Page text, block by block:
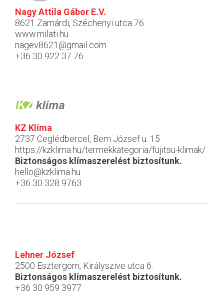
Nagy Attila Gábor E.V.
8621 Zamárdi, Széchenyi utca 76.
www.milati.hu
nagev8621@gmail.com
+36 30 922 37 76
KZ Klíma
2737 Ceglédbercel, Bem József u. 15.
https://kzklima.hu/termekkategoria/fujitsu-klimak/
Biztonságos klímaszerelést biztosítunk.
hello@kzklima.hu
+36 30 328 9763
Lehner József
2500 Esztergom, Királyszive utca 6.
Biztonságos klímaszerelést biztosítunk.
+36 30 959 3977